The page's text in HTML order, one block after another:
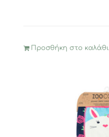
Προσθήκη στο καλάθι